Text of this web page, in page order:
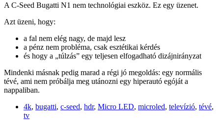
A C-Seed Bugatti N1 nem technológiai eszköz. Ez egy üzenet.
Azt üzeni, hogy:
a fal nem elég nagy, de majd lesz
a pénz nem probléma, csak esztétikai kérdés
és hogy a „túlzás” egy teljesen elfogadható dizájnirányzat
Mindenki másnak pedig marad a régi jó megoldás: egy normális
tévé, ami nem próbálja meg utánozni egy hiperautó egóját a
nappaliban.
4k, bugatti, c-seed, hdr, Micro LED, microled, televízió, tévé,
tv